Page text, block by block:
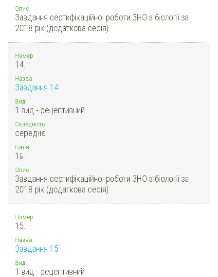
Опис
Завдання сертифікаційної роботи ЗНО з біології за
2018 рік (додаткова сесія).
Номер
14.
Назва
Завдання 14
Вид
1 вид - рецептивний
Складність
середнє
Бали
1 Б.
Опис
Завдання сертифікаційної роботи ЗНО з біології за
2018 рік (додаткова сесія).
Номер
15.
Назва
Завдання 15
Вид
1 вид - рецептивний